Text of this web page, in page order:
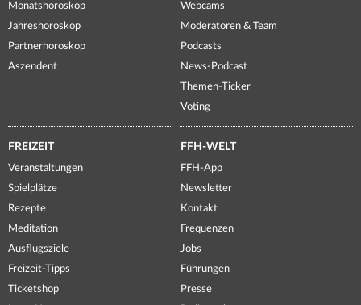
Monatshoroskop
Jahreshoroskop
Partnerhoroskop
Aszendent
Webcams
Moderatoren & Team
Podcasts
News-Podcast
Themen-Ticker
Voting
FREIZEIT
Veranstaltungen
Spielplätze
Rezepte
Meditation
Ausflugsziele
Freizeit-Tipps
Ticketshop
FFH-WELT
FFH-App
Newsletter
Kontakt
Frequenzen
Jobs
Führungen
Presse